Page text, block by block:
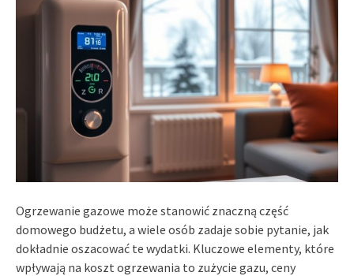
Ogrzewanie gazowe może stanowić znaczną część
domowego budżetu, a wiele osób zadaje sobie pytanie, jak
dokładnie oszacować te wydatki. Kluczowe elementy, które
wpływają na koszt ogrzewania to zużycie gazu, ceny